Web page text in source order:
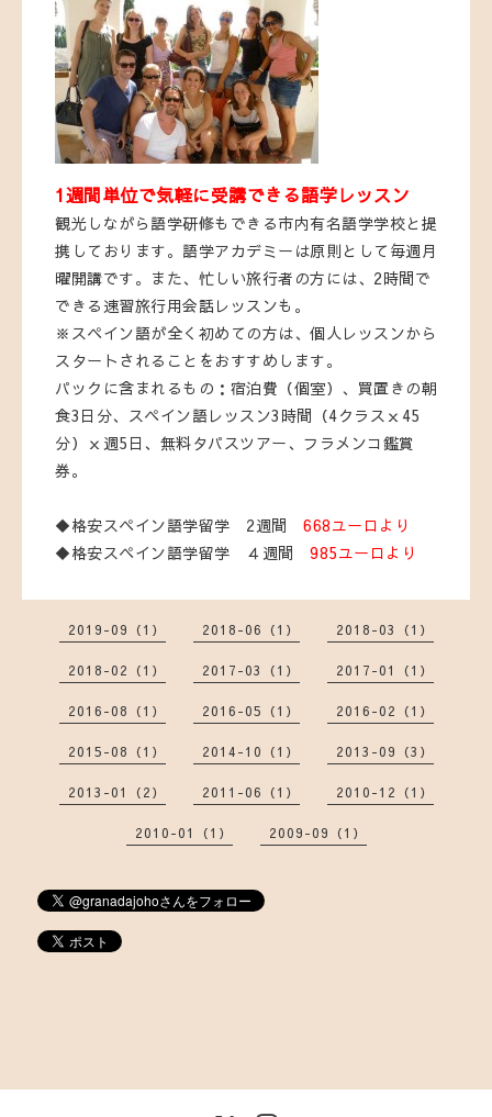
1週間単位で気軽に受講できる語学レッスン
観光しながら語学研修もできる市内有名語学学校と提
携しております。語学アカデミーは原則として毎週月
曜開講です。また、忙しい旅行者の方には、2時間で
できる速習旅行用会話レッスンも。
※スペイン語が全く初めての方は、個人レッスンから
スタートされることをおすすめします。
パックに含まれるもの：宿泊費（個室）、買置きの朝
食3日分、スペイン語レッスン3時間（4クラスｘ45
分）ｘ週5日、無料タパスツアー、フラメンコ鑑賞
券。
◆格安スペイン語学留学 2週間 668ユーロより
◆格安スペイン語学留学 ４週間 985ユーロより
2019-09（1） 2018-06（1） 2018-03（1）
2018-02（1） 2017-03（1） 2017-01（1）
2016-08（1） 2016-05（1） 2016-02（1）
2015-08（1） 2014-10（1） 2013-09（3）
2013-01（2） 2011-06（1） 2010-12（1）
2010-01（1） 2009-09（1）